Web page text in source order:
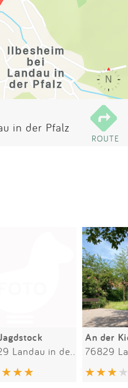
in der Pfalz
ROUTE
An der